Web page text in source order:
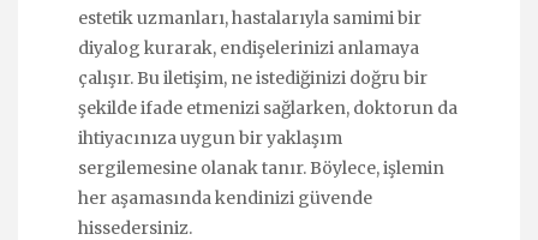
estetik uzmanları, hastalarıyla samimi bir
diyalog kurarak, endişelerinizi anlamaya
çalışır. Bu iletişim, ne istediğinizi doğru bir
şekilde ifade etmenizi sağlarken, doktorun da
ihtiyacınıza uygun bir yaklaşım
sergilemesine olanak tanır. Böylece, işlemin
her aşamasında kendinizi güvende
hissedersiniz.